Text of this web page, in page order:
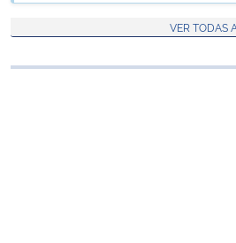
Ministério da Cidadania
VER TODAS